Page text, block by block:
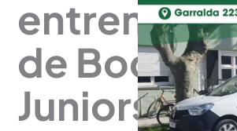
entrenador
de Boca
Juniors